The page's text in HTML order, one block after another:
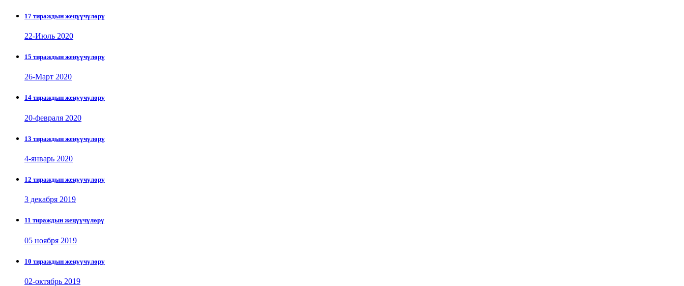
17 тираждын жеңүүчүлөрү
22-Июль 2020
15 тираждын жеңүүчүлөрү
26-Март 2020
14 тираждын жеңүүчүлөрү
20-февраля 2020
13 тираждын жеңүүчүлөрү
4-январь 2020
12 тираждын жеңүүчүлөрү
3 декабря 2019
11 тираждын жеңүүчүлөрү
05 ноября 2019
10 тираждын жеңүүчүлөрү
02-октябрь 2019